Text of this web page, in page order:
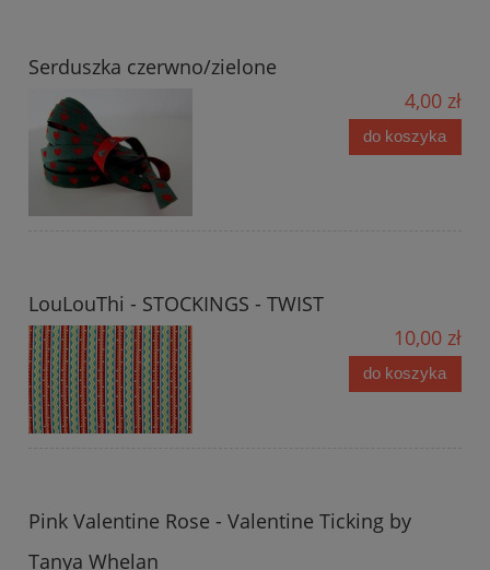
Serduszka czerwno/zielone
4,00 zł
do koszyka
LouLouThi - STOCKINGS - TWIST
10,00 zł
do koszyka
Pink Valentine Rose - Valentine Ticking by
Tanya Whelan